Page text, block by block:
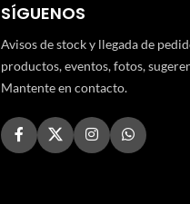
SÍGUENOS
Avisos de stock y llegada de
productos, eventos, fotos,
Mantente en contacto.